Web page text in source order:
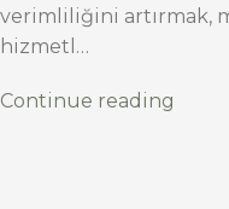
verimliliğini artırmak,
hizmetl…
Continue reading